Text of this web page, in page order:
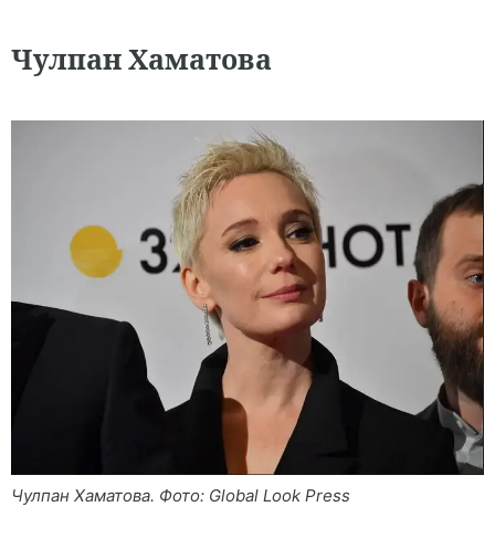
Чулпан Хаматова
Чулпан Хаматова. Фото: Global Look Press